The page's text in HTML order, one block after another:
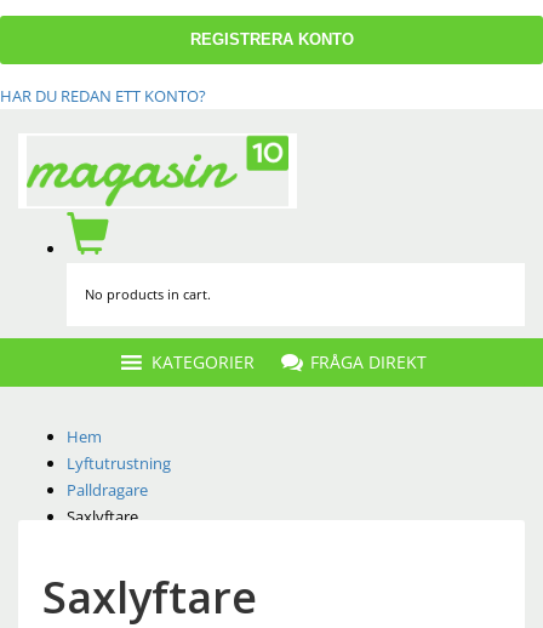
HAR DU REDAN ETT KONTO?
No products in cart.
KATEGORIER FRÅGA DIREKT
Hem
Lyftutrustning
Palldragare
Saxlyftare
Saxlyftare